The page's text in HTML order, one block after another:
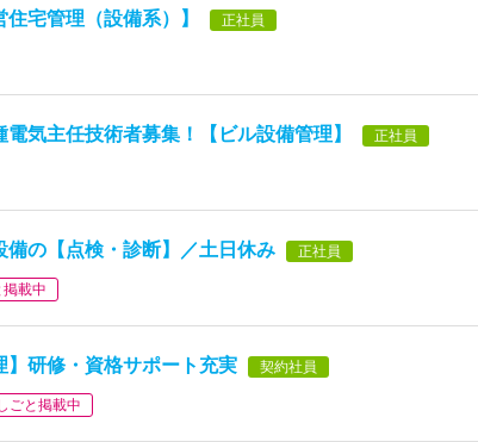
宅管理（設備系）】 正社員
電気主任技術者募集！【ビル設備管理】 正社員
備の【点検・診断】／土日休み 正社員
載中
】研修・資格サポート充実 契約社員
ごと掲載中